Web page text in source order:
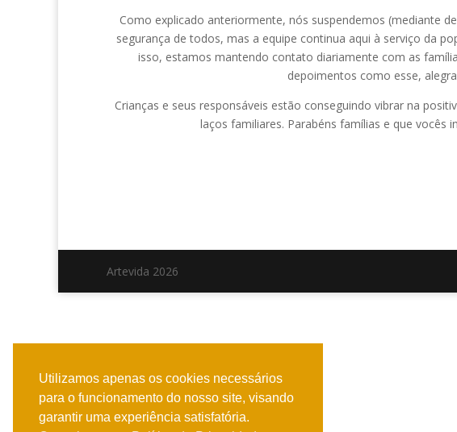
Como explicado anteriormente, nós suspendemos (mediante
segurança de todos, mas a equipe continua aqui à serviço da
isso, estamos mantendo contato diariamente com as
depoimentos como esse,
Crianças e seus responsáveis estão conseguindo vibrar na
laços familiares. Parabéns famílias e que vocês
Artevida 2026
Utilizamos apenas os cookies necessários
para o funcionamento do nosso site, visando
garantir uma experiência satisfatória.